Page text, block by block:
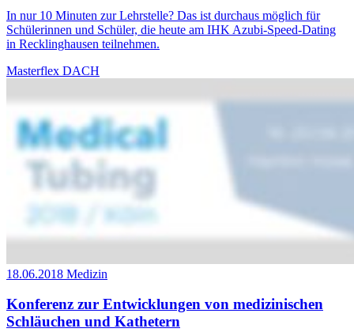
In nur 10 Minuten zur Lehrstelle? Das ist durchaus möglich für
Schülerinnen und Schüler, die heute am IHK Azubi-Speed-Dating
in Recklinghausen teilnehmen.
Masterflex DACH
18.06.2018 Medizin
Konferenz zur Entwicklungen von medizinischen
Schläuchen und Kathetern